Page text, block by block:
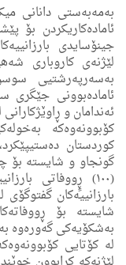
به‌مه‌به‌ستی دانانی
ئاماده‌كاریكردن بۆ
لێژنەی كاروباری
بەسەرپەرشتیی
ئامادەبوونی جێگرى
ئەندامان و
كۆبوونه‌وه‌كه‌
كوردستان
گونجاو و شایسته‌ بۆ
(١٠٠) ڕٍووفاتی
بارزانییەكان
شایستە بۆ
بەشكۆیەكی گەورەوه‌
لە كۆتایی